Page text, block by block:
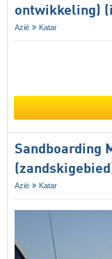
ontwikkeling)
Azië Katar
Sandboarding
Azië Katar